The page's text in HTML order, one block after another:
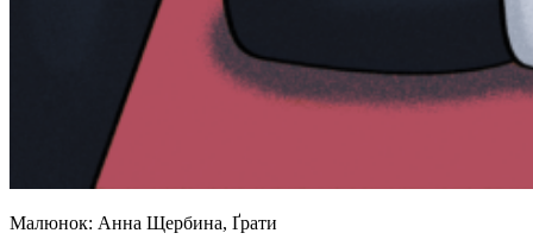
Малюнок: Анна Щербина, Ґрати